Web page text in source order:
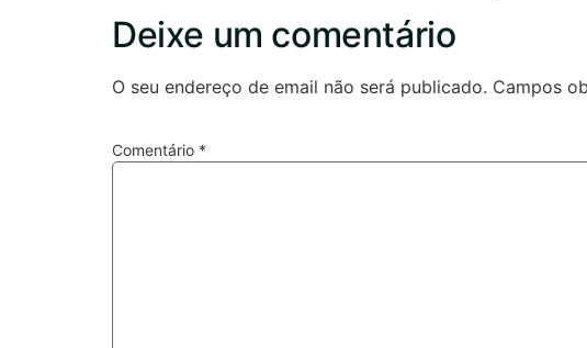
Deixe um comentário
O seu endereço de email não será publicado. Campos
Comentário *